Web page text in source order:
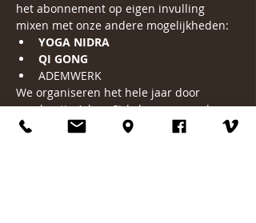
het abonnement op eigen invulling
mixen met onze andere mogelijkheden:
YOGA NIDRA
QI GONG
ADEMWERK
We organiseren het hele jaar door
regelmatig Adem Cirkels, maar we doen
het ook in combinatie met de Cacao